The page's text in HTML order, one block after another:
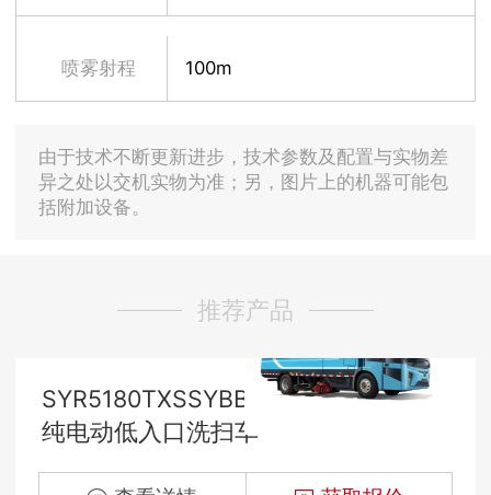
喷雾射程 100m
由于技术不断更新进步，技术参数及配置与实物差
异之处以交机实物为准；另，图片上的机器可能包
括附加设备。
推荐产品
SYR5180TXSSYBBEV
纯电动低入口洗扫车